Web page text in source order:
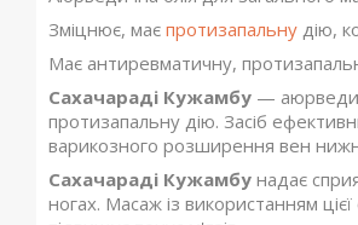
Зміцнює, має протизапальну дію,
Має антиревматичну,
Сахачараді Кужамбу —
протизапальну дію. Засіб
варикозного розширення вен
Сахачараді Кужамбу надає
ногах. Масаж із використанням